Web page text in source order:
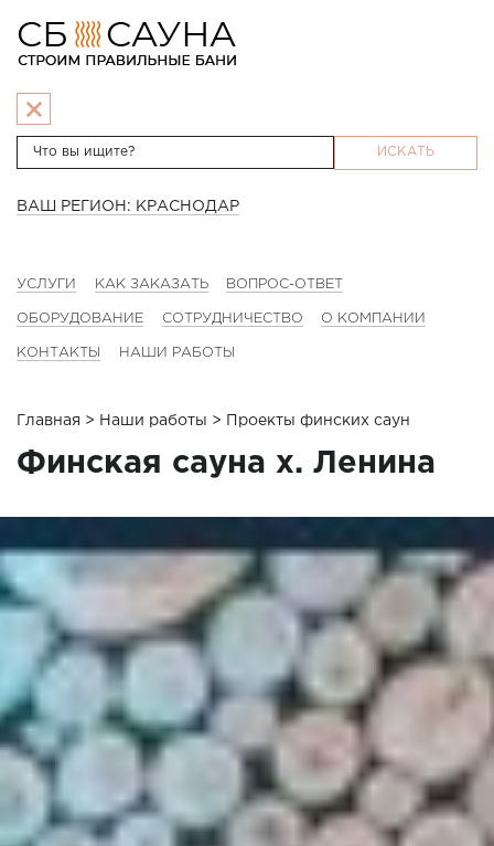
ИСКАТЬ
ВАШ РЕГИОН: КРАСНОДАР
УСЛУГИ КАК ЗАКАЗАТЬ ВОПРОС-ОТВЕТ
ОБОРУДОВАНИЕ СОТРУДНИЧЕСТВО О КОМПАНИИ
КОНТАКТЫ НАШИ РАБОТЫ
Главная > Наши работы > Проекты финских саун
Финская сауна х. Ленина